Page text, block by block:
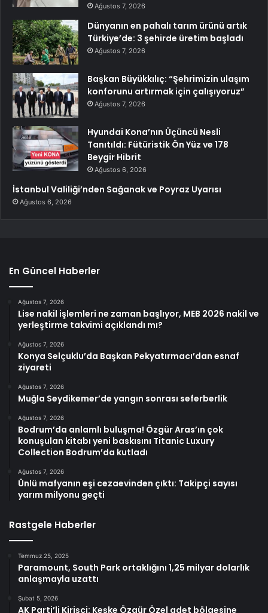
Ağustos 7, 2026
Dünyanın en pahalı tarım ürünü artık
Türkiye’de: 3 şehirde üretim başladı
Ağustos 7, 2026
Başkan Büyükkılıç: “Şehrimizin ulaşım
konforunu artırmak için çalışıyoruz”
Ağustos 7, 2026
Hyundai Kona’nın Üçüncü Nesli
Tanıtıldı: Fütüristik Ön Yüz ve 178
Beygir Hibrit
Ağustos 6, 2026
İstanbul Valiliği’nden Sağanak ve Poyraz Uyarısı
Ağustos 6, 2026
En Güncel Haberler
Ağustos 7, 2026
Lise nakil işlemleri ne zaman başlıyor, MEB 2026 nakil ve
yerleştirme takvimi açıklandı mı?
Ağustos 7, 2026
Konya Selçuklu’da Başkan Pekyatırmacı’dan esnaf
ziyareti
Ağustos 7, 2026
Muğla Seydikemer’de yangın sonrası seferberlik
Ağustos 7, 2026
Bodrum’da anlamlı buluşma! Özgür Aras’ın çok
konuşulan kitabı yeni baskısını Titanic Luxury
Collection Bodrum’da kutladı
Ağustos 7, 2026
Ünlü mafyanın eşi cezaevinden çıktı: Takipçi sayısı
yarım milyonu geçti
Rastgele Haberler
Temmuz 25, 2025
Paramount, South Park ortaklığını 1,25 milyar dolarlık
anlaşmayla uzattı
Şubat 5, 2026
AK Parti’li Kirişci: Keşke Özgür Özel adet bölgesine